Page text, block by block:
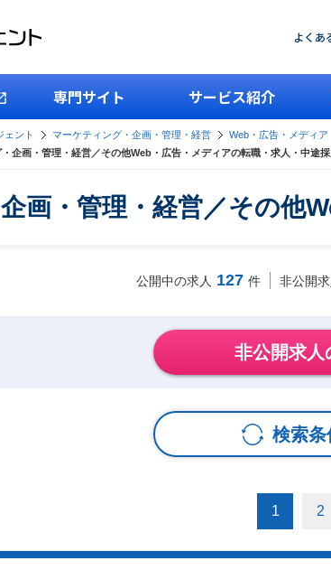
よくあ
専門サイト サービス紹介
ェント マーケティング・企画・管理・経営 Web・広告・メディア
企画・管理・経営／その他Web・広告・メディアの転職・求人・中途
画・管理・経営／その他
公開中の求人 127 件 非公開求
非公開求人
検索条
1 2